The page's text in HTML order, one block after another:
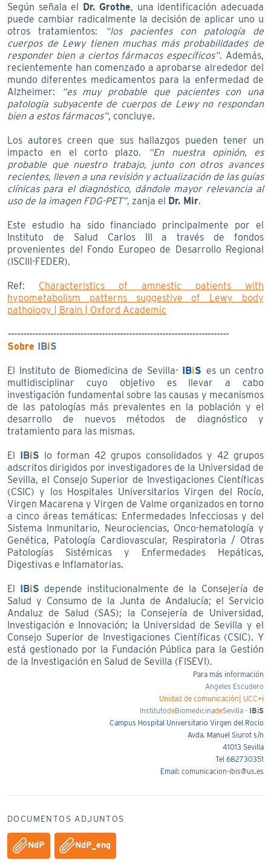
Según señala el Dr. Grothe, una identificación adecuada
puede cambiar radicalmente la decisión de aplicar uno u
otros tratamientos:
“los pacientes con patología de
cuerpos de Lewy tienen muchas más probabilidades de
responder bien a ciertos fármacos específicos”. Además,
recientemente han comenzado a aprobarse alrededor del
mundo diferentes medicamentos para la enfermedad de
Alzheimer:
“es muy probable que pacientes con una
patología subyacente de cuerpos de Lewy no respondan
bien a estos fármacos”, concluye.
Los autores creen que sus hallazgos pueden tener un
impacto en el corto plazo.
“En nuestra opinión, es
probable que nuestro trabajo, junto con otros avances
recientes, lleven a una revisión y actualización de las guías
clínicas para el diagnóstico, dándole mayor relevancia al
uso de la imagen FDG-PET”, zanja el Dr. Mir.
Este estudio ha sido financiado principalmente por el
Instituto de Salud Carlos III a través de fondos
provenientes del Fondo Europeo de Desarrollo Regional
(ISCIII-FEDER).
Ref: Characteristics of amnestic patients with
hypometabolism patterns suggestive of Lewy body
pathology | Brain | Oxford Academic
-------------------------------------------------------------------------
Sobre IBiS
El Instituto de Biomedicina de Sevilla- IBiS es un centro
multidisciplinar cuyo objetivo es llevar a cabo
investigación fundamental sobre las causas y mecanismos
de las patologías más prevalentes en la población y el
desarrollo de nuevos métodos de diagnóstico y
tratamiento para las mismas.
El IBiS lo forman 42 grupos consolidados y 42 grupos
adscritos dirigidos por investigadores de la Universidad de
Sevilla, el Consejo Superior de Investigaciones Científicas
(CSIC) y los Hospitales Universitarios Virgen del Rocío,
Virgen Macarena y Virgen de Valme organizados en torno
a cinco áreas temáticas: Enfermedades Infecciosas y del
Sistema Inmunitario, Neurociencias, Onco-hematología y
Genética, Patología Cardiovascular, Respiratoria / Otras
Patologías Sistémicas y Enfermedades Hepáticas,
Digestivas e Inflamatorias.
El IBiS depende institucionalmente de la Consejería de
Salud y Consumo de la Junta de Andalucía; el Servicio
Andaluz de Salud (SAS); la Consejería de Universidad,
Investigación e Innovación; la Universidad de Sevilla y el
Consejo Superior de Investigaciones Científicas (CSIC). Y
está gestionado por la Fundación Pública para la Gestión
de la Investigación en Salud de Sevilla (FISEVI).
Para más información
Angeles Escudero
Unidad de comunicación| UCC+i
InstitutodeBiomedicinadeSevilla - IBiS
Campus Hospital Universitario Virgen del Rocío
Avda. Manuel Siurot s/n
41013 Sevilla
Tel 682730351
Email: comunicacion-ibis@us.es
DOCUMENTOS ADJUNTOS
NdP NdP_eng